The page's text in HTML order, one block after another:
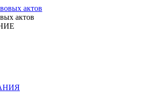
актов